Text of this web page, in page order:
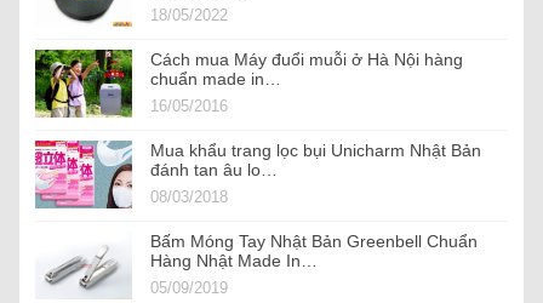
18/05/2022
Cách mua Máy đuổi muỗi ở Hà Nội hàng
chuẩn made in…
16/05/2016
Mua khẩu trang lọc bụi Unicharm Nhật Bản
đánh tan âu lo…
08/03/2018
Bấm Móng Tay Nhật Bản Greenbell Chuẩn
Hàng Nhật Made In…
05/09/2019